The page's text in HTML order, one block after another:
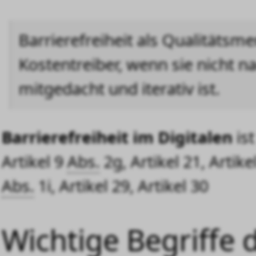
Barrierefreiheit als
Kostentreiber, wenn sie nicht
mitgedacht und iterativ ist.
Barrierefreiheit im Digitalenist
Artikel 9Abs.2g, Artikel 21,
Abs.1i, Artikel 29, Artikel 30
Wichtige Begriffe